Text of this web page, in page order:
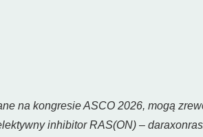
na kongresie ASCO 2026, mogą
inhibitor RAS(ON) –